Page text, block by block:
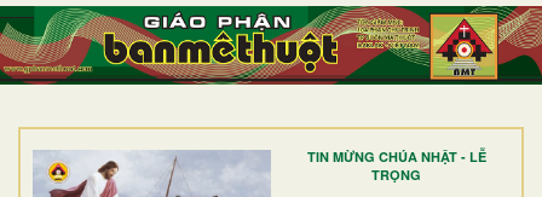
TIN MỪNG CHÚA NHẬT - LỄ
TRỌNG
TRANG NHẤT
GIỚI THIỆU
DÒNG TU